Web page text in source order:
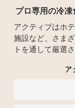
プロ専用の冷凍
アクティブはホ
施設など、さま
トを通して厳選
ア